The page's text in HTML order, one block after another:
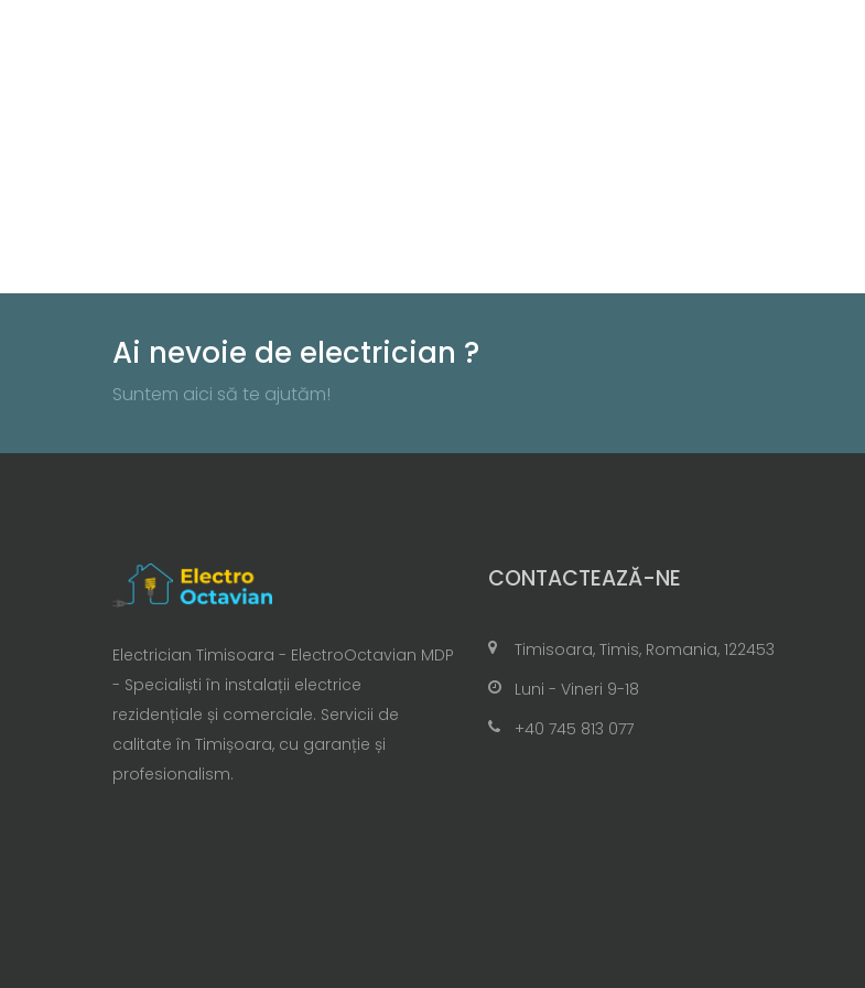
Ai nevoie de electrician ?
Suntem aici să te ajutăm!
Electrician Timisoara - ElectroOctavian MDP
- Specialiști în instalații electrice
rezidențiale și comerciale. Servicii de
calitate în Timișoara, cu garanție și
profesionalism.
CONTACTEAZĂ-NE
Timisoara, Timis, Romania, 122453
Luni - Vineri 9-18
+40 745 813 077